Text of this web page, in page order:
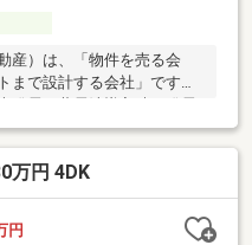
産）は、「物件を売る会
で設計する会社」です。
ご提案。太陽光＋蓄電池の
費削減が期待できます（詳
可能）「太陽の街」は、整
、落ち着いた住環境・公園
・計画的な道路配置で、抜
歩5分・伊勢鉄道「中瀬古」
万円 4DK
円